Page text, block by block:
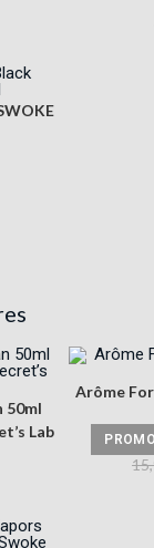
50ml
Lab
Arôme